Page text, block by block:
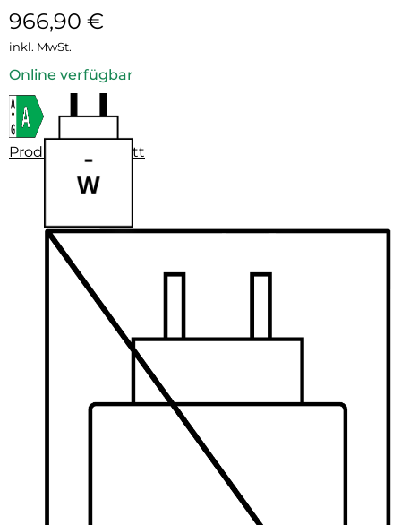
966,90 €
inkl. MwSt.
Online verfügbar
Produktdatenblatt